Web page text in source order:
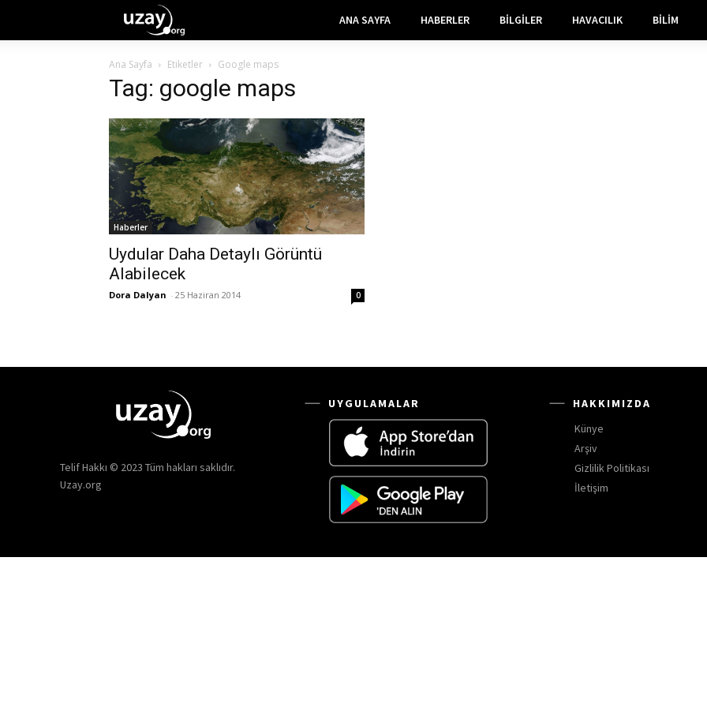
ANA SAYFA HABERLER BILGILER HAVACILIK BILIM
Ana Sayfa Etiketler Google maps
Tag: google maps
Haberler
Uydular Daha Detaylı Görüntü
Alabilecek
Dora Dalyan - 25 Haziran 2014 0
Telif Hakkı © 2023 Tüm hakları saklıdır.
Uzay.org
UYGULAMALAR
HAKKIMIZDA
Künye
Arşiv
Gizlilik Politikası
İletişim